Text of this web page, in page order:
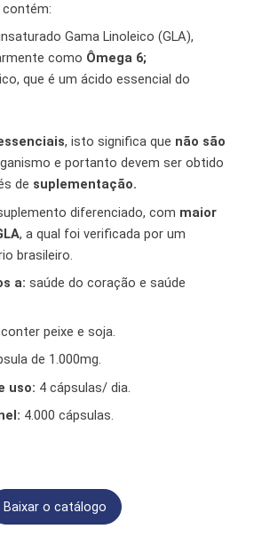
contém:
Gama Linoleico (GLA),
como Ômega 6;
que é um ácido essencial do
, isto significa que não são
e portanto devem ser obtido
de suplementação.
diferenciado, com maior
, a qual foi verificada por um
brasileiro.
a: saúde do coração e saúde
peixe e soja.
de 1.000mg.
uso: 4 cápsulas/ dia.
4.000 cápsulas.
Baixar o catálogo